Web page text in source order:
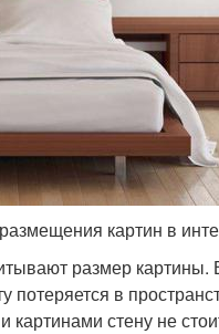
картин в
размер картины.
в
картинами стену не